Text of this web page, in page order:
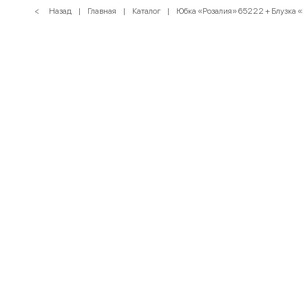
< Назад Главная Каталог Юбка «Розалия» 65222 + Блузка